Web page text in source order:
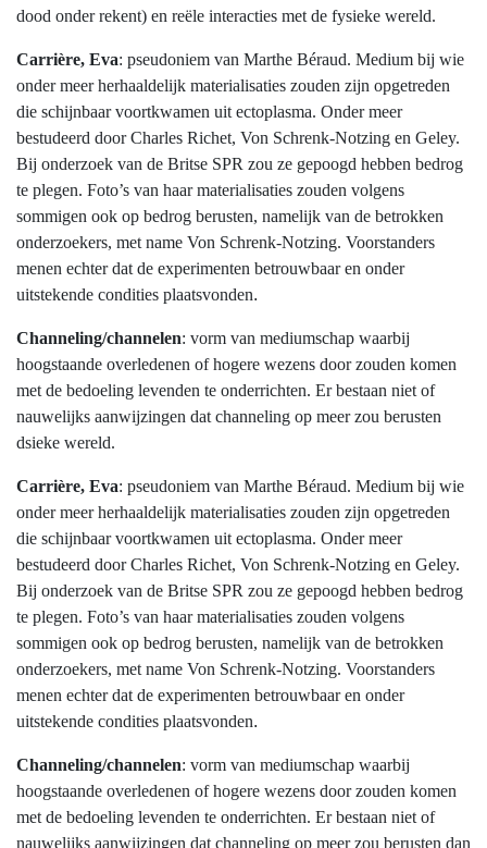
dood onder rekent) en reële interacties met de fysieke wereld.
Carrière, Eva: pseudoniem van Marthe Béraud. Medium bij wie
onder meer herhaaldelijk materialisaties zouden zijn opgetreden
die schijnbaar voortkwamen uit ectoplasma. Onder meer
bestudeerd door Charles Richet, Von Schrenk-Notzing en Geley.
Bij onderzoek van de Britse SPR zou ze gepoogd hebben bedrog
te plegen. Foto’s van haar materialisaties zouden volgens
sommigen ook op bedrog berusten, namelijk van de betrokken
onderzoekers, met name Von Schrenk-Notzing. Voorstanders
menen echter dat de experimenten betrouwbaar en onder
uitstekende condities plaatsvonden.
Channeling/channelen: vorm van mediumschap waarbij
hoogstaande overledenen of hogere wezens door zouden komen
met de bedoeling levenden te onderrichten. Er bestaan niet of
nauwelijks aanwijzingen dat channeling op meer zou berusten
dsieke wereld.
Carrière, Eva: pseudoniem van Marthe Béraud. Medium bij wie
onder meer herhaaldelijk materialisaties zouden zijn opgetreden
die schijnbaar voortkwamen uit ectoplasma. Onder meer
bestudeerd door Charles Richet, Von Schrenk-Notzing en Geley.
Bij onderzoek van de Britse SPR zou ze gepoogd hebben bedrog
te plegen. Foto’s van haar materialisaties zouden volgens
sommigen ook op bedrog berusten, namelijk van de betrokken
onderzoekers, met name Von Schrenk-Notzing. Voorstanders
menen echter dat de experimenten betrouwbaar en onder
uitstekende condities plaatsvonden.
Channeling/channelen: vorm van mediumschap waarbij
hoogstaande overledenen of hogere wezens door zouden komen
met de bedoeling levenden te onderrichten. Er bestaan niet of
nauwelijks aanwijzingen dat channeling op meer zou berusten dan